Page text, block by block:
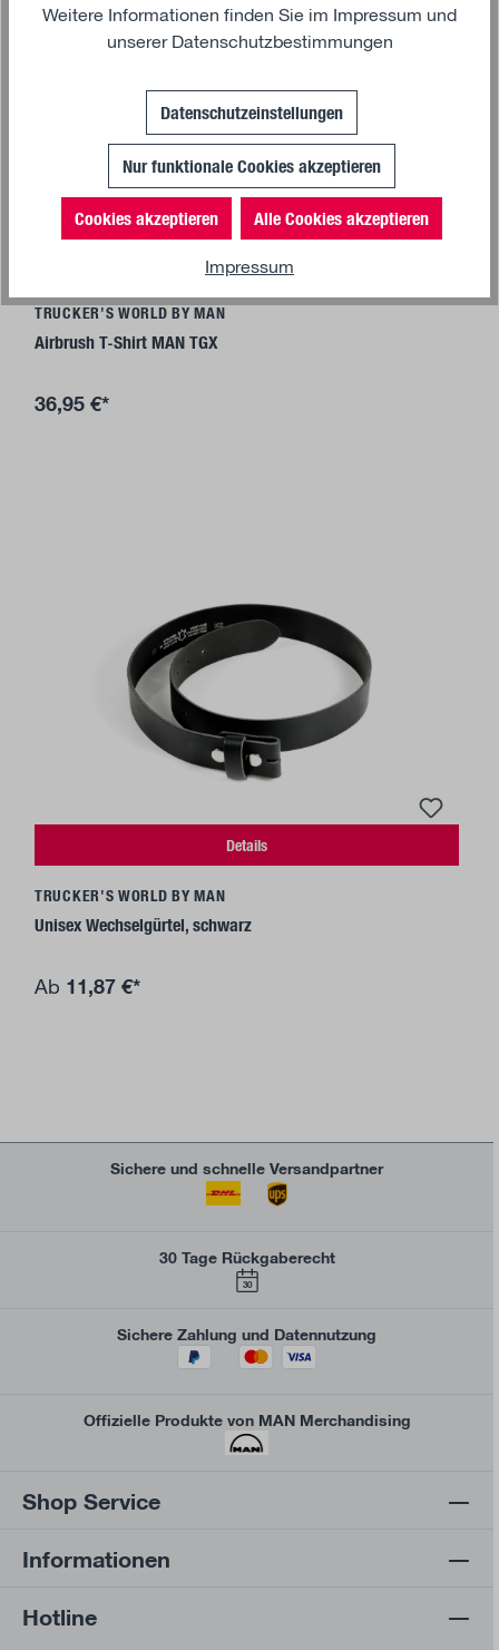
Details
TRUCKER'S WORLD BY MAN
Airbrush T-Shirt MAN TGX
36,95 €*
Details
TRUCKER'S WORLD BY MAN
Unisex Wechselgürtel, schwarz
Ab 11,87 €*
Sichere und schnelle Versandpartner
30 Tage Rückgaberecht
30
Sichere Zahlung und Datennutzung
Offizielle Produkte von MAN Merchandising
Hotline
Shop Service
Informationen
Weitere Informationen finden Sie im Impressum und
unsererDatenschutzbestimmungen
Datenschutzeinstellungen
Nur funktionale Cookies akzeptieren
Cookies akzeptieren Alle Cookies akzeptieren
Impressum